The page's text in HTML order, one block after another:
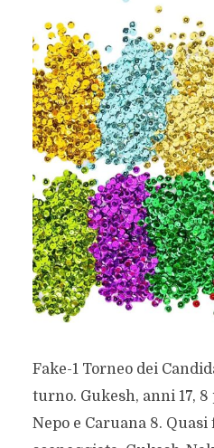
Fake-1 Torneo dei
turno. Gukesh, anni 17,
Nepo e Caruana 8. Quasi